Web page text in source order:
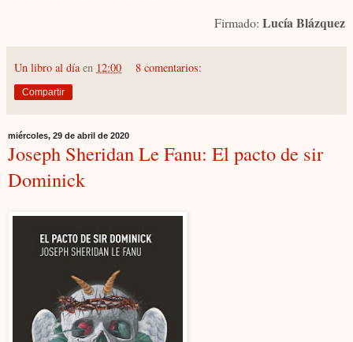
Firmado: Lucía Blázquez
Un libro al día en 12:00 8 comentarios:
Compartir
miércoles, 29 de abril de 2020
Joseph Sheridan Le Fanu: El pacto de sir
Dominick